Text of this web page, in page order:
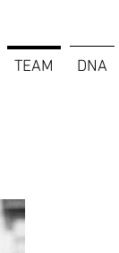
TEAM DNA